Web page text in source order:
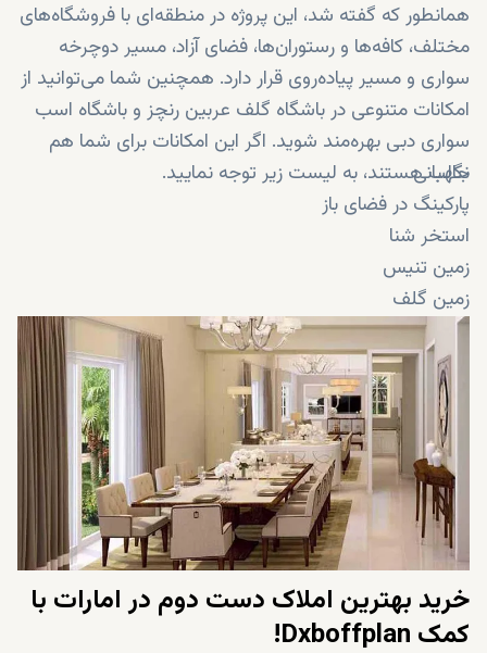
همانطور که گفته شد، این پروژه در منطقه‌ای با فروشگاه‌های
مختلف، کافه‌ها و رستوران‌ها، فضای آزاد، مسیر دوچرخه
سواری و مسیر پیاده‌روی قرار دارد. همچنین شما می‌توانید از
امکانات متنوعی در باشگاه گلف عربین رنچز و باشگاه اسب
سواری دبی بهره‌مند شوید. اگر این امکانات برای شما هم
جالب هستند، به لیست زیر توجه نمایید.
نگهبانی
پارکینگ در فضای باز
استخر شنا
زمین تنیس
زمین گلف
فروشگاه
رستوران
مسجد
محیط بازی اختصاصی کودکان
مهدکودک
مدرسه
خرید بهترین املاک دست دوم در امارات با
کمک Dxboffplan
!